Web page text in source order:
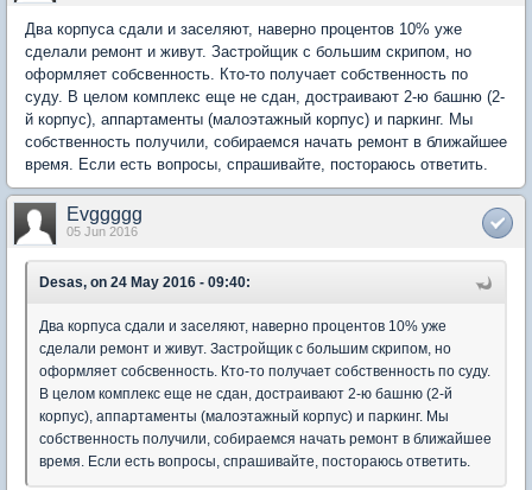
Два корпуса сдали и заселяют, наверно процентов 10% уже
сделали ремонт и живут. Застройщик с большим скрипом, но
оформляет собсвенность. Кто-то получает собственность по
суду. В целом комплекс еще не сдан, достраивают 2-ю башню (2-
й корпус), аппартаменты (малоэтажный корпус) и паркинг. Мы
собственность получили, собираемся начать ремонт в ближайшее
время. Если есть вопросы, спрашивайте, постораюсь ответить.
Evggggg
05 Jun 2016
Desas, on 24 May 2016 - 09:40:
Два корпуса сдали и заселяют, наверно процентов 10% уже
сделали ремонт и живут. Застройщик с большим скрипом, но
оформляет собсвенность. Кто-то получает собственность по суду.
В целом комплекс еще не сдан, достраивают 2-ю башню (2-й
корпус), аппартаменты (малоэтажный корпус) и паркинг. Мы
собственность получили, собираемся начать ремонт в ближайшее
время. Если есть вопросы, спрашивайте, постораюсь ответить.